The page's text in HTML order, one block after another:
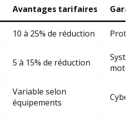
Avantages tarifaires
10 à 25% de réduction
5 à 15% de réduction
Variable selon
équipements